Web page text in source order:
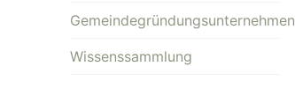
Gemeindegründungsunternehmen
Wissenssammlung